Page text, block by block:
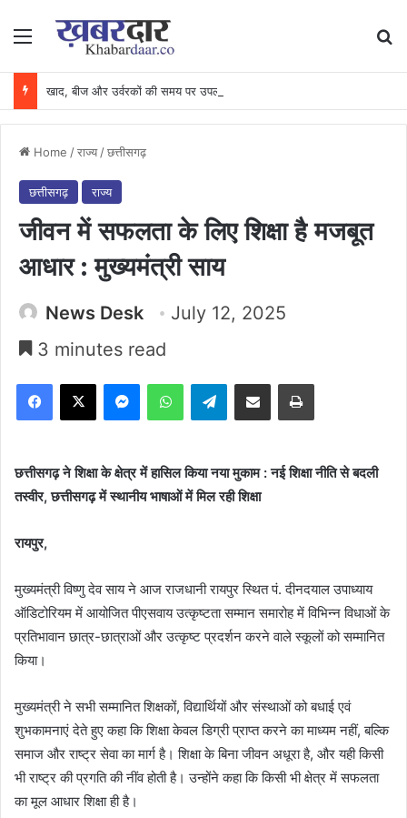
Menu
Home /राज्य /छत्तीसगढ़
छत्तीसगढ़ राज्य
जीवन में सफलता के लिए शिक्षा है मजबूत
आधार : मुख्यमंत्री साय
News Desk
July 12, 2025
3 minutes read
Facebook
X MessengerWhatsAppTelegramShare via Email Print
छत्तीसगढ़ ने शिक्षा के क्षेत्र में हासिल किया नया मुकाम : नई शिक्षा नीति से बदली
तस्वीर, छत्तीसगढ़ में स्थानीय भाषाओं में मिल रही शिक्षा
रायपुर,
मुख्यमंत्री विष्णु देव साय ने आज राजधानी रायपुर स्थित पं. दीनदयाल उपाध्याय
ऑडिटोरियम में आयोजित पीएसवाय उत्कृष्टता सम्मान समारोह में विभिन्न विधाओं के
प्रतिभावान छात्र-छात्राओं और उत्कृष्ट प्रदर्शन करने वाले स्कूलों को सम्मानित
किया।
मुख्यमंत्री ने सभी सम्मानित शिक्षकों, विद्यार्थियों और संस्थाओं को बधाई एवं
शुभकामनाएं देते हुए कहा कि शिक्षा केवल डिग्री प्राप्त करने का माध्यम नहीं, बल्कि
समाज और राष्ट्र सेवा का मार्ग है। शिक्षा के बिना जीवन अधूरा है, और यही किसी
भी राष्ट्र की प्रगति की नींव होती है। उन्होंने कहा कि किसी भी क्षेत्र में सफलता
का मूल आधार शिक्षा ही है।